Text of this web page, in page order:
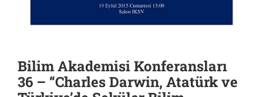
Bilim Akademisi Konferansları
36 – “Charles Darwin, Atatürk ve